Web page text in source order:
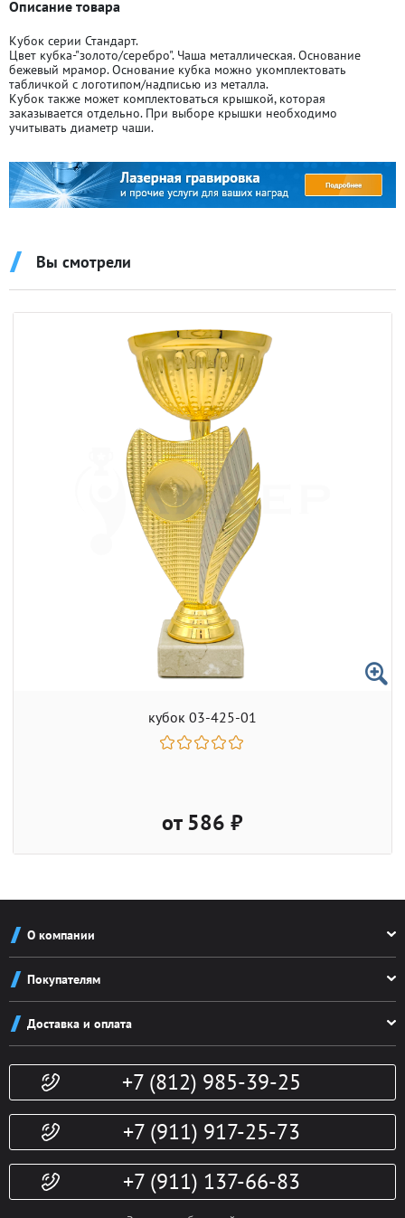
Описание товара
Кубок серии Стандарт.
Цвет кубка-"золото/серебро". Чаша металлическая. Основание
бежевый мрамор. Основание кубка можно укомплектовать
табличкой с логотипом/надписью из металла.
Кубок также может комплектоваться крышкой, которая
заказывается отдельно. При выборе крышки необходимо
учитывать диаметр чаши.
Вы смотрели
кубок 03-425-01
от 586 ₽
О компании
Реквизиты
Новости
Контакты
Покупателям
Система скидок
Конфиденциальность
Гарантии
Доп. услуги
Доставка и оплата
Политика возврата
+7 (812) 985-39-25
+7 (911) 917-25-73
+7 (911) 137-66-83